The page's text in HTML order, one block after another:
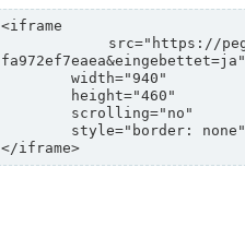
<iframe
fa972ef7eaea&eingebettet=ja"
</iframe>